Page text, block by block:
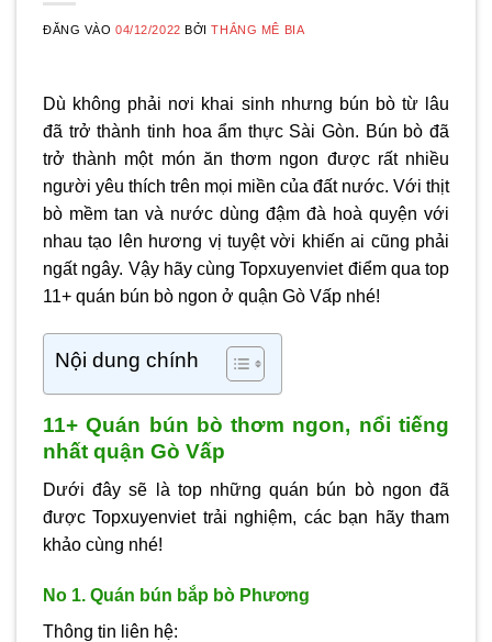
ĐĂNG VÀO04/12/2022 BỞITHẮNG MÊ BIA
Dù không phải nơi khai sinh nhưng bún bò từ lâu
đã trở thành tinh hoa ẩm thực Sài Gòn. Bún bò đã
trở thành một món ăn thơm ngon được rất nhiều
người yêu thích trên mọi miền của đất nước. Với thịt
bò mềm tan và nước dùng đậm đà hoà quyện với
nhau tạo lên hương vị tuyệt vời khiến ai cũng phải
ngất ngây. Vậy hãy cùng Topxuyenviet điểm qua top
11+ quán bún bò ngon ở quận Gò Vấp nhé!
Nội dung chính
11+ Quán bún bò thơm ngon, nổi tiếng
nhất quận Gò Vấp
Dưới đây sẽ là top những quán bún bò ngon đã
được Topxuyenviet trải nghiệm, các bạn hãy tham
khảo cùng nhé!
No 1. Quán bún bắp bò Phương
Thông tin liên hệ: